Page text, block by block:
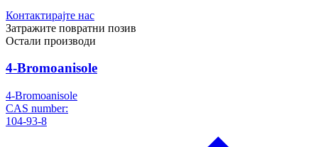
Контактирајте нас
Затражите повратни позив
Остали производи
4-Bromoanisole
4-Bromoanisole
CAS number:
104-93-8